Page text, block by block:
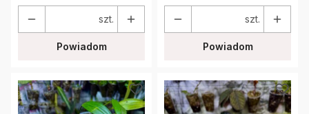
szt.
Powiadom
szt.
Powiadom